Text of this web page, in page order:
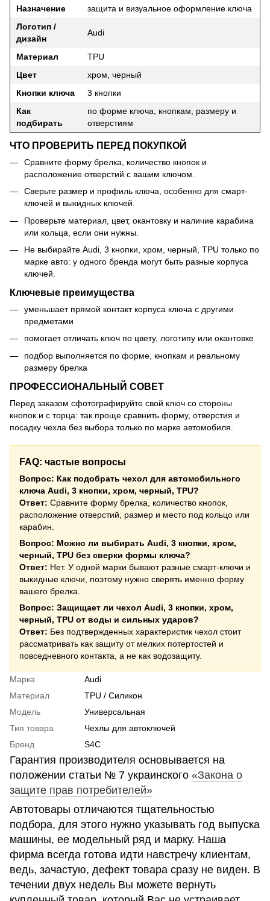
Назначение
защита и визуальное оформление ключа
Логотип /
дизайн
Audi
Материал
TPU
Цвет
хром, черный
Кнопки ключа
3 кнопки
Как
подбирать
по форме ключа, кнопкам, размеру и
отверстиям
ЧТО ПРОВЕРИТЬ ПЕРЕД ПОКУПКОЙ
Сравните форму брелка, количество кнопок и
расположение отверстий с вашим ключом.
Сверьте размер и профиль ключа, особенно для смарт-
ключей и выкидных ключей.
Проверьте материал, цвет, окантовку и наличие карабина
или кольца, если они нужны.
Не выбирайте Audi, 3 кнопки, хром, черный, TPU только по
марке авто: у одного бренда могут быть разные корпуса
ключей.
Ключевые преимущества
уменьшает прямой контакт корпуса ключа с другими
предметами
помогает отличать ключ по цвету, логотипу или окантовке
подбор выполняется по форме, кнопкам и реальному
размеру брелка
ПРОФЕССИОНАЛЬНЫЙ СОВЕТ
Перед заказом сфотографируйте свой ключ со стороны
кнопок и с торца: так проще сравнить форму, отверстия и
посадку чехла без выбора только по марке автомобиля.
FAQ: частые вопросы
Вопрос: Как подобрать чехол для автомобильного
ключа Audi, 3 кнопки, хром, черный, TPU?
Ответ: Сравните форму брелка, количество кнопок,
расположение отверстий, размер и место под кольцо или
карабин.
Вопрос: Можно ли выбирать Audi, 3 кнопки, хром,
черный, TPU без сверки формы ключа?
Ответ: Нет. У одной марки бывают разные смарт-ключи и
выкидные ключи, поэтому нужно сверять именно форму
вашего брелка.
Вопрос: Защищает ли чехол Audi, 3 кнопки, хром,
черный, TPU от воды и сильных ударов?
Ответ: Без подтвержденных характеристик чехол стоит
рассматривать как защиту от мелких потертостей и
повседневного контакта, а не как водозащиту.
Марка
Audi
Материал
TPU / Силикон
Модель
Универсальная
Тип товара
Чехлы для автоключей
Бренд
S4C
Гарантия производителя основывается на
положении статьи № 7 украинского «Закона о
защите прав потребителей»
Автотовары отличаются тщательностью
подбора, для этого нужно указывать год выпуска
машины, ее модельный ряд и марку. Наша
фирма всегда готова идти навстречу клиентам,
ведь, зачастую, дефект товара сразу не виден. В
течении двух недель Вы можете вернуть